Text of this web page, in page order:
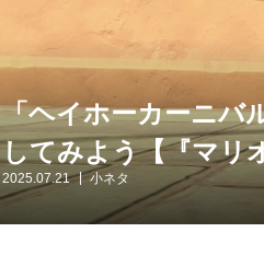
「ヘイホーカーニバ
してみよう【『マリ
2025.07.21 小ネタ